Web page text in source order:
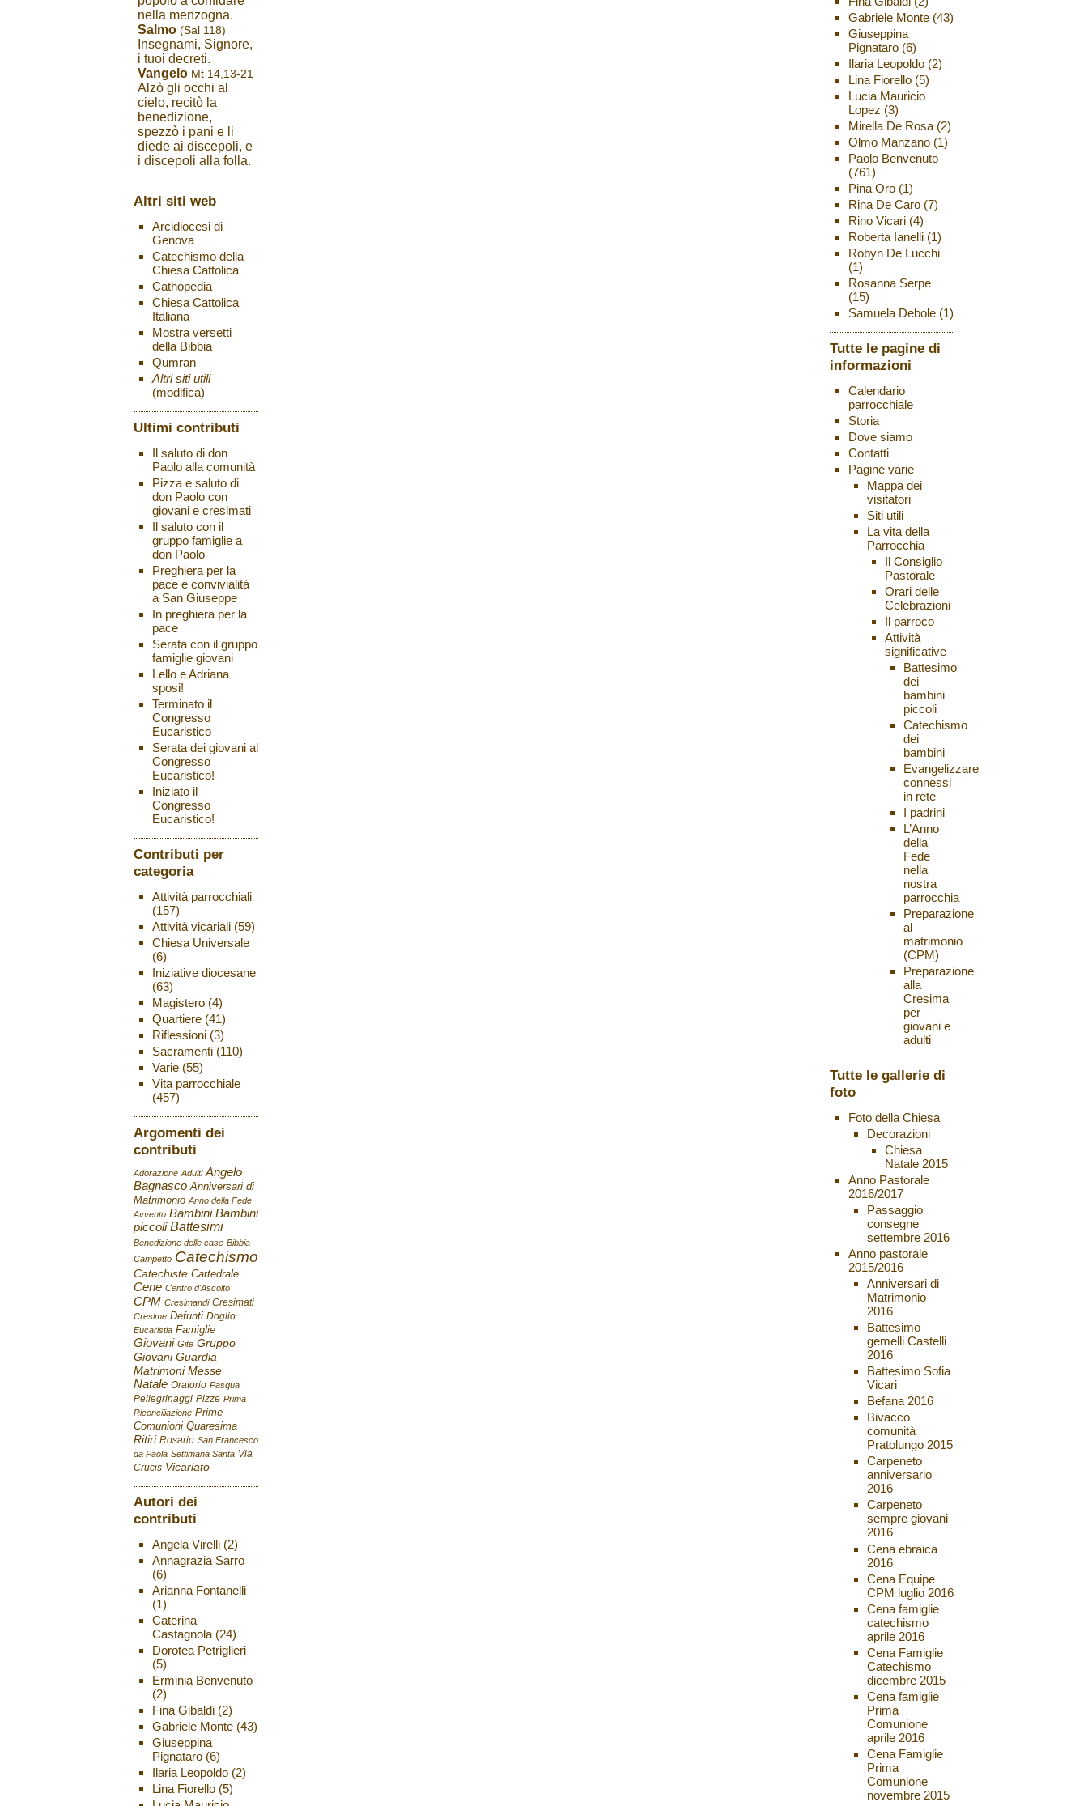
nella menzogna.
Salmo (Sal 118)
Insegnami, Signore,
i tuoi decreti.
Vangelo Mt 14,13-21
Alzò gli occhi al
cielo, recitò la
benedizione,
spezzò i pani e li
diede ai discepoli, e
i discepoli alla folla.
Altri siti web
Arcidiocesi di
Genova
Catechismo della
Chiesa Cattolica
Cathopedia
Chiesa Cattolica
Italiana
Mostra versetti
della Bibbia
Qumran
Altri siti utili
(modifica)
Ultimi contributi
Il saluto di don
Paolo alla comunità
Pizza e saluto di
don Paolo con
giovani e cresimati
Il saluto con il
gruppo famiglie a
don Paolo
Preghiera per la
pace e convivialità
a San Giuseppe
In preghiera per la
pace
Serata con il gruppo
famiglie giovani
Lello e Adriana
sposi!
Terminato il
Congresso
Eucaristico
Serata dei giovani al
Congresso
Eucaristico!
Iniziato il
Congresso
Eucaristico!
Contributi per
categoria
Attività parrocchiali
(157)
Attività vicariali(59)
Chiesa Universale
(6)
Iniziative diocesane
(63)
Magistero(4)
Quartiere(41)
Riflessioni(3)
Sacramenti(110)
Varie(55)
Vita parrocchiale
(457)
Argomenti dei
contributi
Adorazione Adulti Angelo
Bagnasco Anniversari di
Matrimonio Anno della Fede
Avvento Bambini Bambini
piccoli Battesimi
Benedizione delle case Bibbia
Campetto Catechismo
Catechiste Cattedrale
Cene Centro d'Ascolto
CPM Cresimandi Cresimati
Cresime Defunti Doglio
Eucaristia Famiglie
Giovani Gite Gruppo
Giovani Guardia
Matrimoni Messe
Natale Oratorio Pasqua
Pellegrinaggi Pizze Prima
Riconciliazione Prime
Comunioni Quaresima
Ritiri Rosario San Francesco
da Paola Settimana Santa Via
Crucis Vicariato
Autori dei
contributi
Angela Virelli(2)
Annagrazia Sarro
(6)
Arianna Fontanelli
(1)
Caterina
Castagnola(24)
Dorotea Petriglieri
(5)
Erminia Benvenuto
(2)
Fina Gibaldi(2)
Gabriele Monte(43)
Giuseppina
Pignataro(6)
Ilaria Leopoldo(2)
Lina Fiorello(5)
Gabriele Monte(43)
Giuseppina
Pignataro(6)
Ilaria Leopoldo(2)
Lina Fiorello(5)
Lucia Mauricio
Lopez (3)
Mirella De Rosa(2)
Olmo Manzano(1)
Paolo Benvenuto
(761)
Pina Oro(1)
Rina De Caro(7)
Rino Vicari(4)
Roberta Ianelli(1)
Robyn De Lucchi
(1)
Rosanna Serpe
(15)
Samuela Debole(1)
Tutte le pagine di
informazioni
Calendario
parrocchiale
Storia
Dove siamo
Contatti
Pagine varie
Mappa dei
visitatori
Siti utili
La vita della
Parrocchia
Il Consiglio
Pastorale
Orari delle
Celebrazioni
Il parroco
Attività
significative
Battesimo
dei
bambini
piccoli
Catechismo
dei
bambini
Evangelizzare
connessi
in rete
I padrini
L’Anno
della
Fede
nella
nostra
parrocchia
Preparazione
al
matrimonio
(CPM)
Preparazione
alla
Cresima
per
giovani e
adulti
Tutte le gallerie di
foto
Foto della Chiesa
Decorazioni
Chiesa
Natale 2015
Anno Pastorale
2016/2017
Passaggio
consegne
settembre 2016
Anno pastorale
2015/2016
Anniversari di
Matrimonio
2016
Battesimo
gemelli Castelli
2016
Battesimo Sofia
Vicari
Befana 2016
Bivacco
comunità
Pratolungo 2015
Carpeneto
anniversario
2016
Carpeneto
sempre giovani
2016
Cena ebraica
2016
Cena Equipe
CPM luglio 2016
Cena famiglie
catechismo
aprile 2016
Cena Famiglie
Catechismo
dicembre 2015
Cena famiglie
Prima
Comunione
aprile 2016
Cena Famiglie
Prima
Comunione
novembre 2015